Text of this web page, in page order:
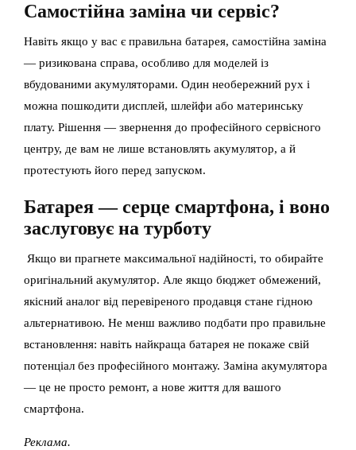
Самостійна заміна чи сервіс?
Навіть якщо у вас є правильна батарея, самостійна заміна
— ризикована справа, особливо для моделей із
вбудованими акумуляторами. Один необережний рух і
можна пошкодити дисплей, шлейфи або материнську
плату. Рішення — звернення до професійного сервісного
центру, де вам не лише встановлять акумулятор, а й
протестують його перед запуском.
Батарея — серце смартфона, і воно
заслуговує на турботу
Якщо ви прагнете максимальної надійності, то обирайте
оригінальний акумулятор. Але якщо бюджет обмежений,
якісний аналог від перевіреного продавця стане гідною
альтернативою. Не менш важливо подбати про правильне
встановлення: навіть найкраща батарея не покаже свій
потенціал без професійного монтажу. Заміна акумулятора
— це не просто ремонт, а нове життя для вашого
смартфона.
Реклама.